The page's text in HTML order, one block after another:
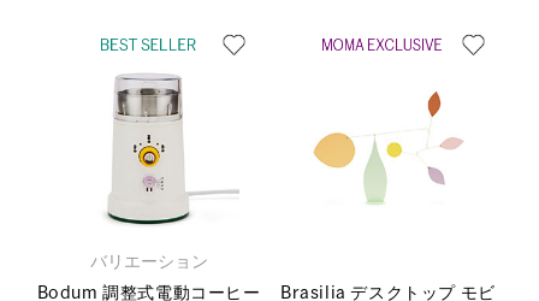
バリエーション
Bodum 調整式電動コーヒー
Brasilia デスクトップ モビ